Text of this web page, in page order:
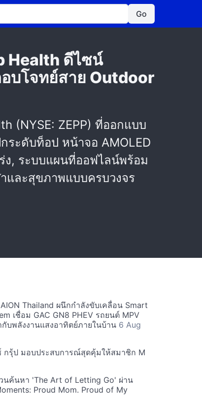
Go
Health ดีไซน์
บโจทย์สาย Outdoor
(NYSE: ZEPP) ที่ออกแบบ
ระดับท็อป หน้าจอ AMOLED
ง, ระบบแผนที่ออฟไลน์พร้อม
และสุขภาพแบบครบวงจร
Thailand ผนึกกำลังขับเคลื่อน Smart
เชื่อม GAC GN8 PHEV รถยนต์ MPV
กับพลังงานแสงอาทิตย์ภายในบ้าน 6 Aug
กรุ้ป มอบประสบการณ์สุดคุ้มให้สมาชิก M
ค้นหา 'The Art of Letting Go' ผ่าน
Proud Mom. Proud of My